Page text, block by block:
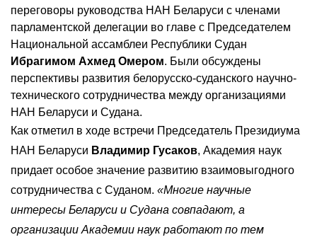
переговоры руководства НАН Беларуси с членами
парламентской делегации во главе с Председателем
Национальной ассамблеи Республики Судан
Ибрагимом Ахмед Омером. Были обсуждены
перспективы развития белорусско-суданского научно-
технического сотрудничества между организациями
НАН Беларуси и Судана.
Как отметил в ходе встречи Председатель Президиума
НАН Беларуси Владимир Гусаков, Академия наук
придает особое значение развитию взаимовыгодного
сотрудничества с Суданом. «Многие научные
интересы Беларуси и Судана совпадают, а
организации Академии наук работают по тем